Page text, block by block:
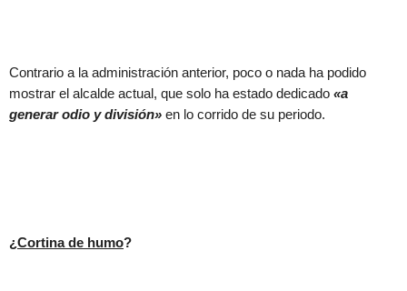
Contrario a la administración anterior, poco o nada ha podido
mostrar el alcalde actual, que solo ha estado dedicado «a
generar odio y división» en lo corrido de su periodo.
¿Cortina de humo?